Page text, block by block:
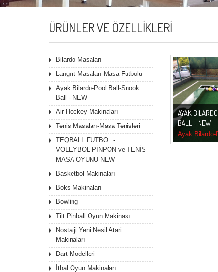
ÜRÜNLER VE ÖZELLIKLERI
Bilardo Masaları
Langırt Masaları-Masa Futbolu
Ayak Bilardo-Pool Ball-Snook
Ball - NEW
Air Hockey Makinaları
Tenis Masaları-Masa Tenisleri
TEQBALL FUTBOL -
VOLEYBOL-PİNPON ve TENİS
MASA OYUNU NEW
Basketbol Makinaları
Boks Makinaları
Bowling
Tilt Pinball Oyun Makinası
Nostalji Yeni Nesil Atari
Makinaları
Dart Modelleri
İthal Oyun Makinaları
AYAK
BALL - NEW
Ayak Bilardo-
NEW